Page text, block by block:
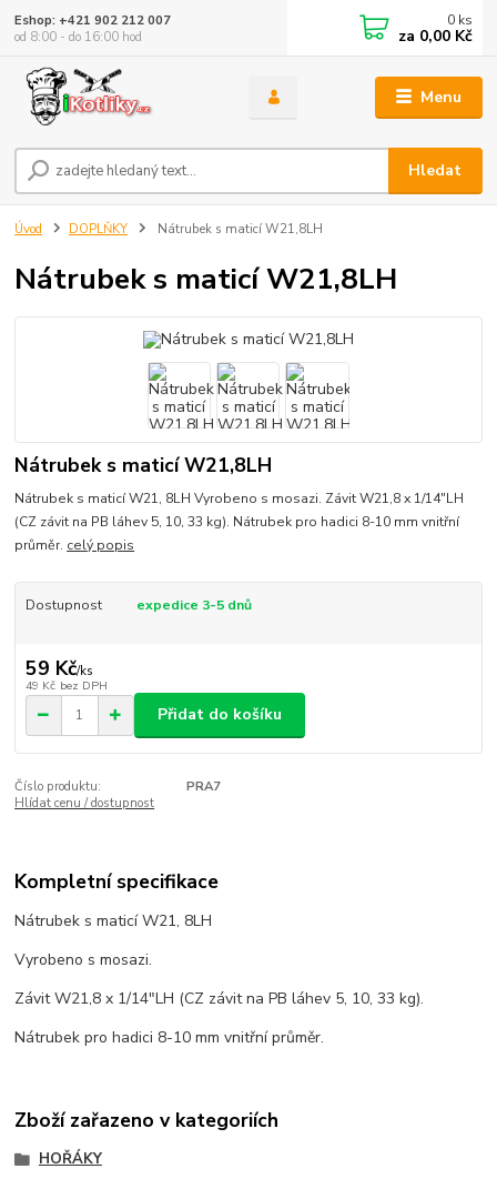
Menu
Hledat
Eshop: +421 902 212 007
od 8:00 - do 16:00 hod
0 ks
za 0,00 Kč
Úvod DOPLŇKY Nátrubek s maticí W21,8LH
Nátrubek s maticí W21,8LH
Nátrubek s maticí W21,8LH
Nátrubek s maticí W21, 8LH Vyrobeno s mosazi. Závit W21,8 x 1/14"LH
(CZ závit na PB láhev 5, 10, 33 kg). Nátrubek pro hadici 8-10 mm vnitřní
průměr. celý popis
Dostupnost expedice 3-5 dnů
59 Kč/ks
49 Kč bez DPH
Přidat do košíku
Číslo produktu:
PRA7
Hlídat cenu / dostupnost
Kompletní specifikace
Nátrubek s maticí W21, 8LH
Vyrobeno s mosazi.
Závit W21,8 x 1/14"LH (CZ závit na PB láhev 5, 10, 33 kg).
Nátrubek pro hadici 8-10 mm vnitřní průměr.
Zboží zařazeno v kategoriích
HOŘÁKY